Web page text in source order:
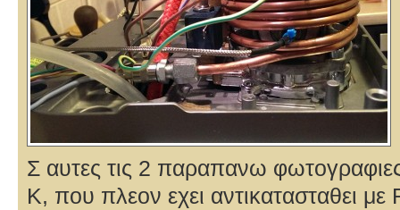
Σ αυτες τις 2 παραπανω
Κ, που πλεον εχει αντικατασταθει